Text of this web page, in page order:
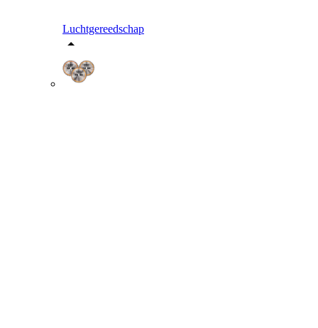
Luchtgereedschap